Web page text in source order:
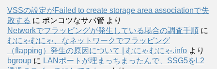
VSSの設定がFailed to create storage area associationで失
敗する に ポンコツなサバ管 より
Networkでフラッピングが発生している場合の調査手順 に
むにゃむにゃ、なネットワークでフラッピング
（flapping）発生の原因について | むにゃむにゃ.info より
bgroup に LANポートが埋まっちまったんで、SSG5をL2